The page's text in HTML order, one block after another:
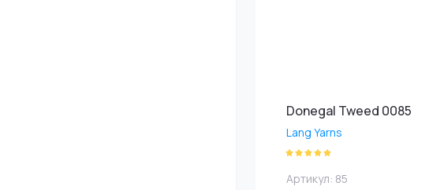
Donegal Tweed 0085
Lang Yarns
Артикул: 85